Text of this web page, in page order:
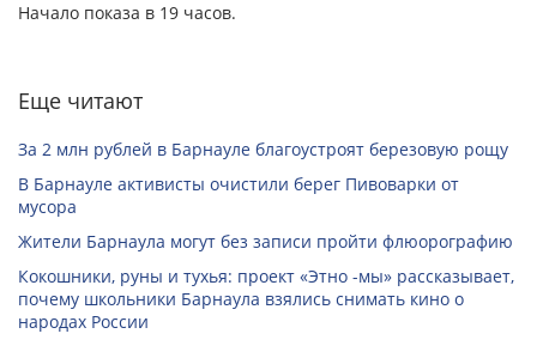
Начало показа в 19 часов.
Еще читают
За 2 млн рублей в Барнауле благоустроят березовую рощу
В Барнауле активисты очистили берег Пивоварки от
мусора
Жители Барнаула могут без записи пройти флюорографию
Кокошники, руны и тухья: проект «Этно -мы» рассказывает,
почему школьники Барнаула взялись снимать кино о
народах России